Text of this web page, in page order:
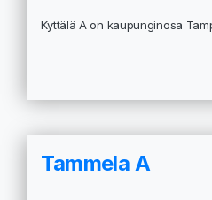
Kyttälä A on kaupunginosa
Tammela A